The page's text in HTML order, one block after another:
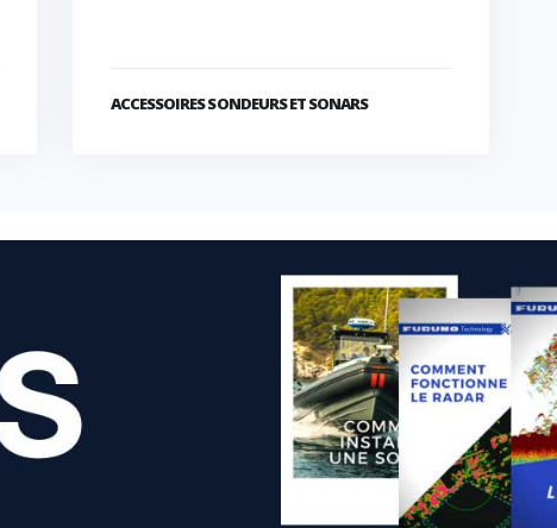
ACCESSOIRES SONDEURS ET SONARS